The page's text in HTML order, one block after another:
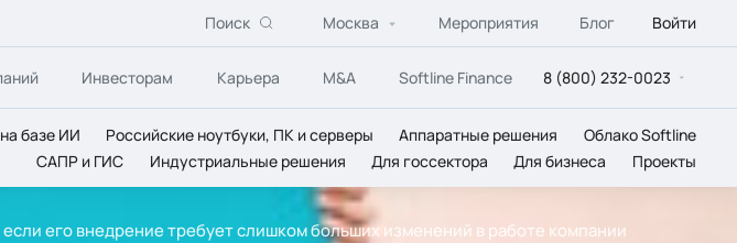
Поиск Москва Мероприятия Блог Войти
Инвесторам Карьера M&A Softline Finance 8 (800) 232-0023
базе ИИ Российские ноутбуки, ПК и серверы Аппаратные решения
Облако Softline
САПР и ГИС
Индустриальные решения Для госсектора Для бизнеса Проекты
его внедрение требует слишком больших изменений в работе компании